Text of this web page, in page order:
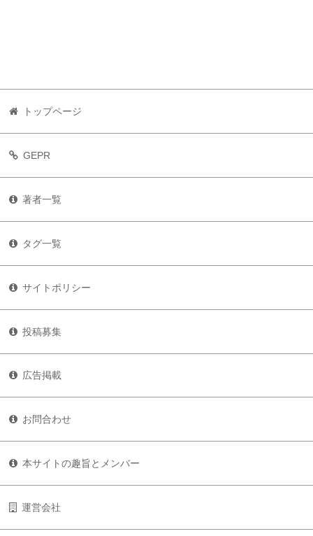
トップページ
GEPR
著者一覧
タグ一覧
サイトポリシー
投稿募集
広告掲載
お問合わせ
本サイトの趣旨とメンバー
運営会社